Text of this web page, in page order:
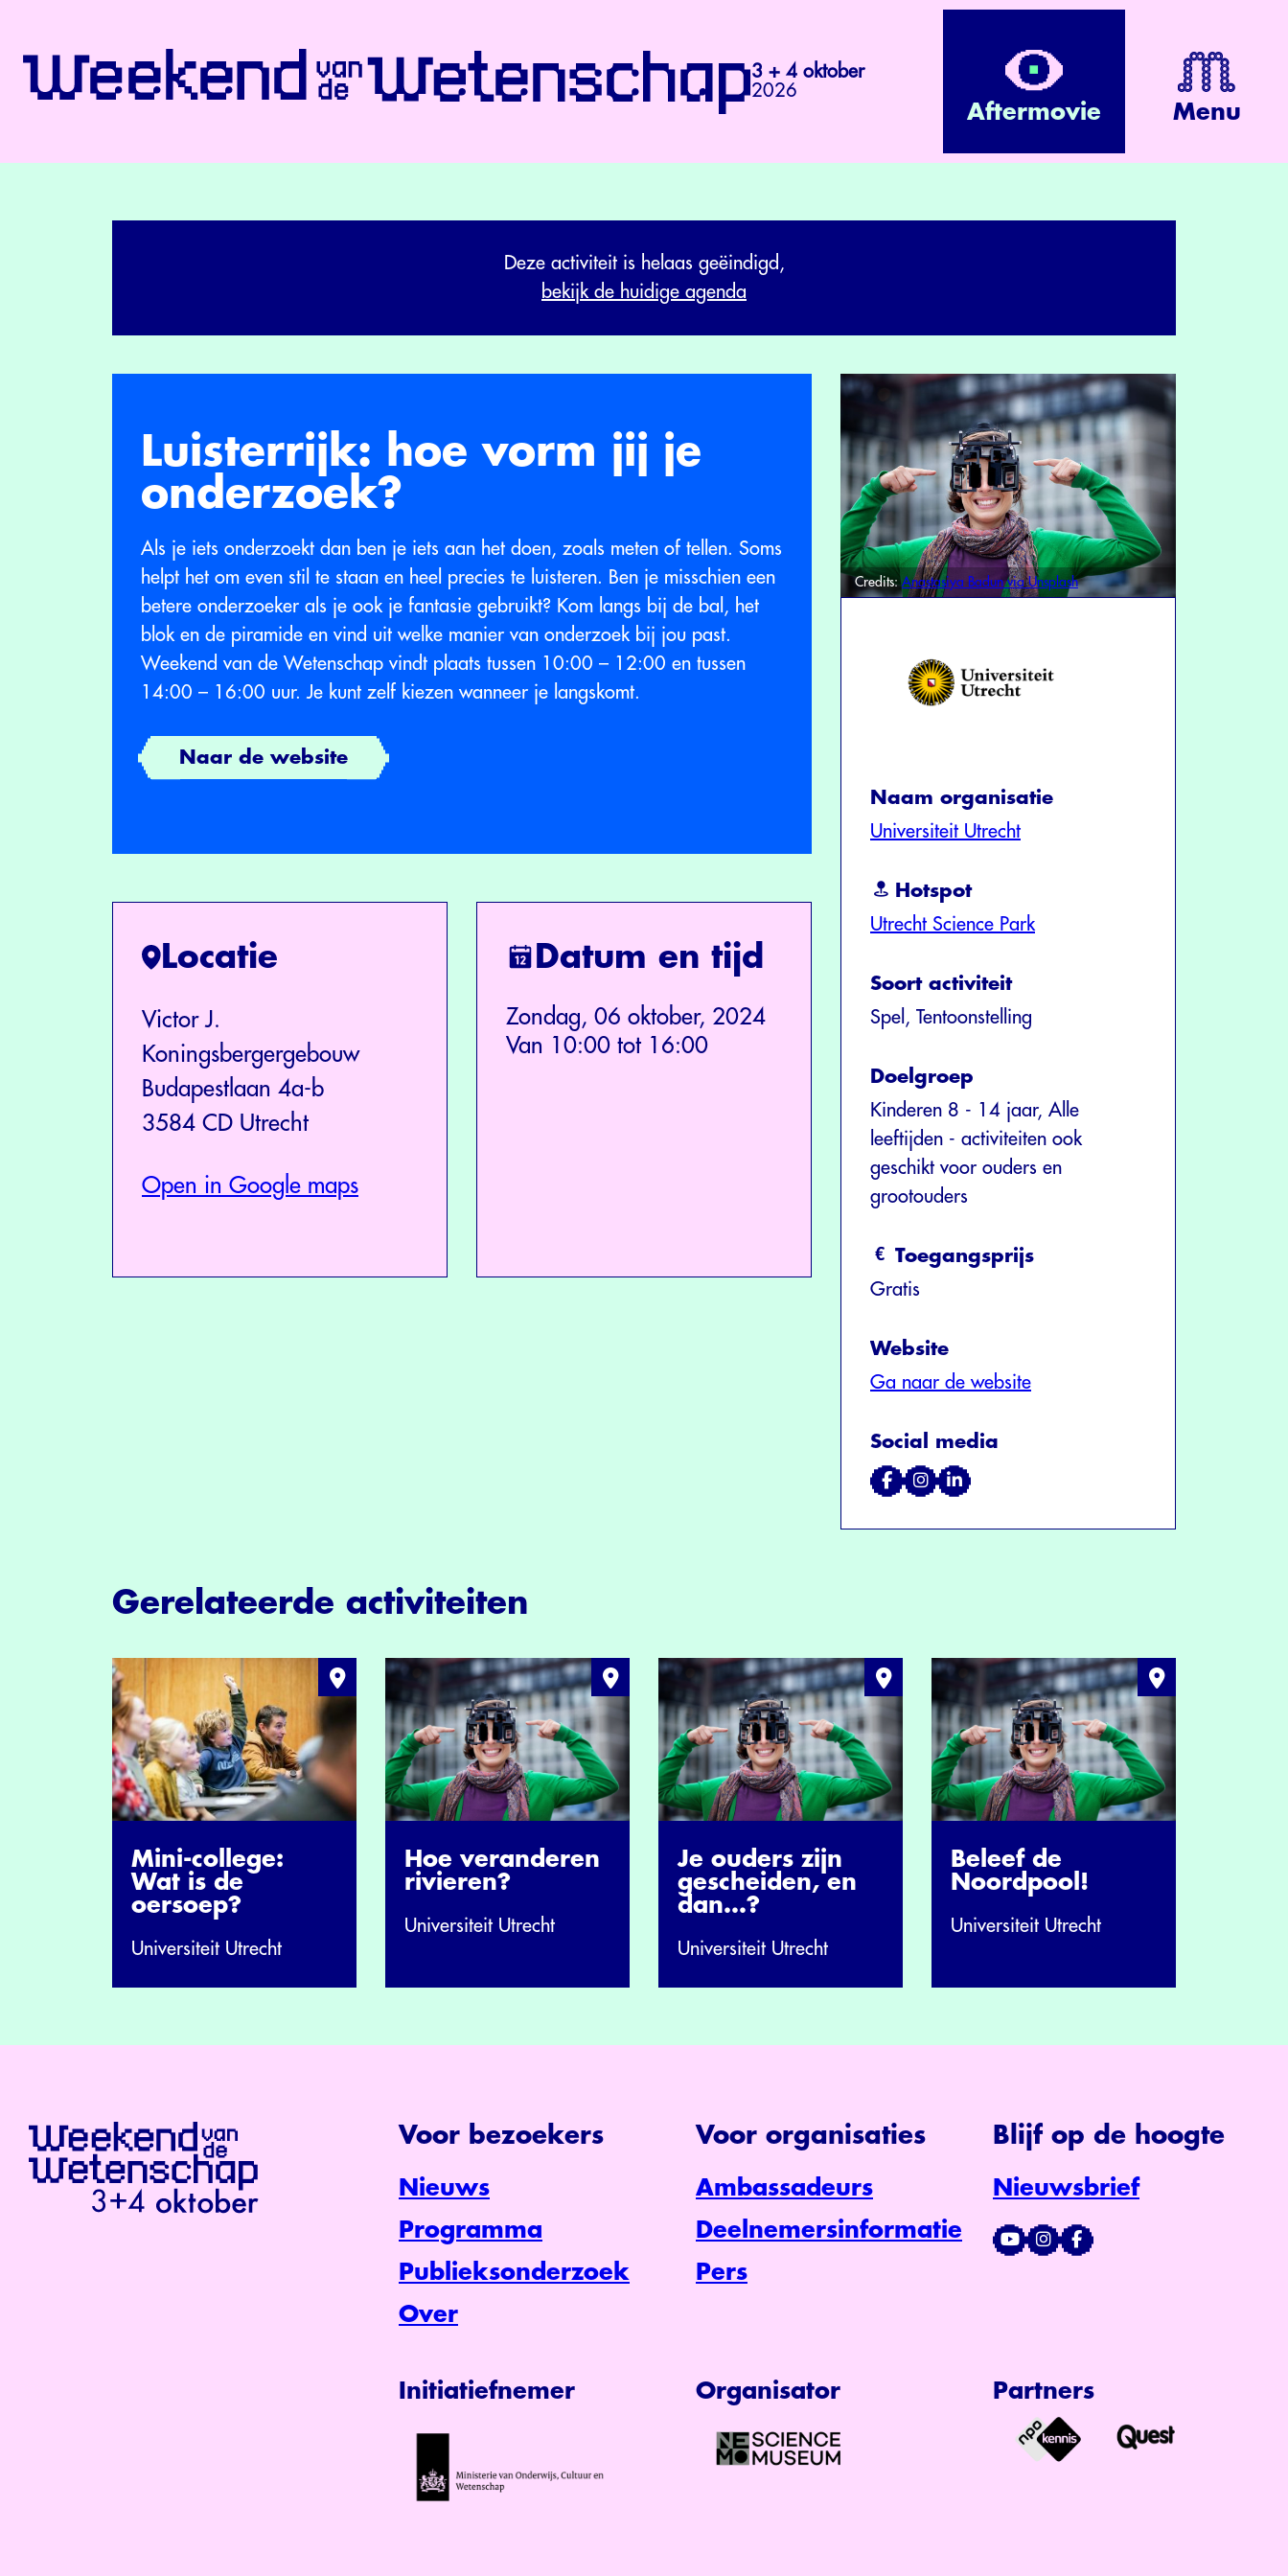
3 + 4 oktober
2026
Aftermovie Menu
Deze activiteit is helaas geëindigd,
bekijk de huidige agenda
Luisterrijk: hoe vorm jij je
onderzoek?
Als je iets onderzoekt dan ben je iets aan het doen, zoals meten of tellen. Soms
helpt het om even stil te staan en heel precies te luisteren. Ben je misschien een
betere onderzoeker als je ook je fantasie gebruikt? Kom langs bij de bal, het
blok en de piramide en vind uit welke manier van onderzoek bij jou past.
Weekend van de Wetenschap vindt plaats tussen 10:00 – 12:00 en tussen
14:00 – 16:00 uur. Je kunt zelf kiezen wanneer je langskomt.
Naar de website
Locatie
Victor J.
Koningsbergergebouw
Budapestlaan 4a-b
3584 CD Utrecht
Open in Google maps
Datum en tijd
Zondag, 06 oktober, 2024
Van 10:00 tot 16:00
Credits:Anastasiya Badun via Unsplash
Naam organisatie
Universiteit Utrecht
Hotspot
Utrecht Science Park
Soort activiteit
Spel, Tentoonstelling
Doelgroep
Kinderen 8 - 14 jaar, Alle
leeftijden - activiteiten ook
geschikt voor ouders en
grootouders
Toegangsprijs
Gratis
Website
Ga naar de website
Social media
Gerelateerde activiteiten
Mini-college:
Wat is de
oersoep?
Universiteit Utrecht
Hoe veranderen
rivieren?
Universiteit Utrecht
Je ouders zijn
gescheiden, en
dan…?
Universiteit Utrecht
Beleef de
Noordpool!
Universiteit Utrecht
Voor bezoekers
Nieuws
Programma
Publieksonderzoek
Over
Voor organisaties
Ambassadeurs
Deelnemersinformatie
Pers
Blijf op de hoogte
Nieuwsbrief
Initiatiefnemer Organisator Partners